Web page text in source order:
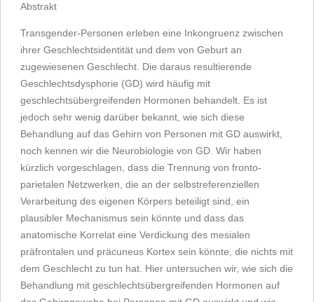
Abstrakt
Transgender-Personen erleben eine Inkongruenz zwischen
ihrer Geschlechtsidentität und dem von Geburt an
zugewiesenen Geschlecht. Die daraus resultierende
Geschlechtsdysphorie (GD) wird häufig mit
geschlechtsübergreifenden Hormonen behandelt. Es ist
jedoch sehr wenig darüber bekannt, wie sich diese
Behandlung auf das Gehirn von Personen mit GD auswirkt,
noch kennen wir die Neurobiologie von GD. Wir haben
kürzlich vorgeschlagen, dass die Trennung von fronto-
parietalen Netzwerken, die an der selbstreferenziellen
Verarbeitung des eigenen Körpers beteiligt sind, ein
plausibler Mechanismus sein könnte und dass das
anatomische Korrelat eine Verdickung des mesialen
präfrontalen und präcuneus Kortex sein könnte, die nichts mit
dem Geschlecht zu tun hat. Hier untersuchen wir, wie sich die
Behandlung mit geschlechtsübergreifenden Hormonen auf